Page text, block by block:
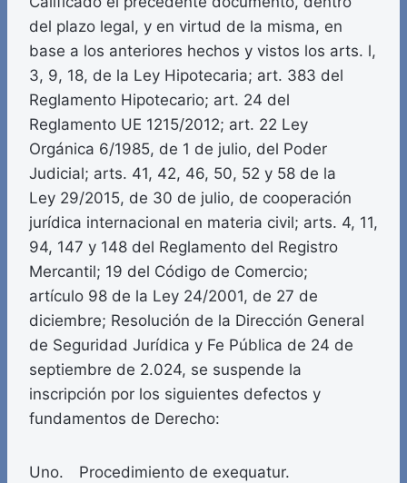
del plazo legal, y en virtud de la misma, en
base a los anteriores hechos y vistos los arts. l,
3, 9, 18, de la Ley Hipotecaria; art. 383 del
Reglamento Hipotecario; art. 24 del
Reglamento UE 1215/2012; art. 22 Ley
Orgánica 6/1985, de 1 de julio, del Poder
Judicial; arts. 41, 42, 46, 50, 52 y 58 de la
Ley 29/2015, de 30 de julio, de cooperación
jurídica internacional en materia civil; arts. 4, 11,
94, 147 y 148 del Reglamento del Registro
Mercantil; 19 del Código de Comercio;
artículo 98 de la Ley 24/2001, de 27 de
diciembre; Resolución de la Dirección General
de Seguridad Jurídica y Fe Pública de 24 de
septiembre de 2.024, se suspende la
inscripción por los siguientes defectos y
fundamentos de Derecho:
Uno. Procedimiento de exequatur.